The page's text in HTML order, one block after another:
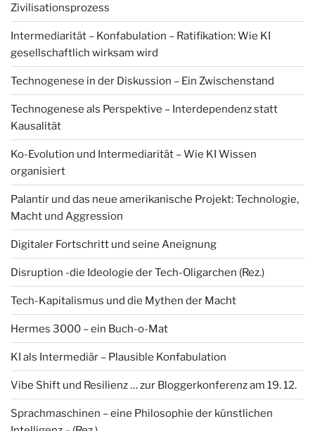
Zivilisationsprozess
Intermediarität – Konfabulation – Ratifikation: Wie KI
gesellschaftlich wirksam wird
Technogenese in der Diskussion – Ein Zwischenstand
Technogenese als Perspektive – Interdependenz statt
Kausalität
Ko-Evolution und Intermediarität – Wie KI Wissen
organisiert
Palantir und das neue amerikanische Projekt: Technologie,
Macht und Aggression
Digitaler Fortschritt und seine Aneignung
Disruption -die Ideologie der Tech-Oligarchen (Rez.)
Tech-Kapitalismus und die Mythen der Macht
Hermes 3000 – ein Buch-o-Mat
KI als Intermediär – Plausible Konfabulation
Vibe Shift und Resilienz … zur Bloggerkonferenz am 19. 12.
Sprachmaschinen – eine Philosophie der künstlichen